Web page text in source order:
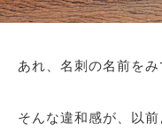
あれ、名刺の名前を
そんな違和感が、以